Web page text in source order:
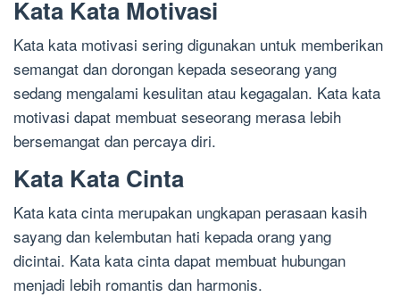
Kata Kata Motivasi
Kata kata motivasi sering digunakan untuk memberikan
semangat dan dorongan kepada seseorang yang
sedang mengalami kesulitan atau kegagalan. Kata kata
motivasi dapat membuat seseorang merasa lebih
bersemangat dan percaya diri.
Kata Kata Cinta
Kata kata cinta merupakan ungkapan perasaan kasih
sayang dan kelembutan hati kepada orang yang
dicintai. Kata kata cinta dapat membuat hubungan
menjadi lebih romantis dan harmonis.